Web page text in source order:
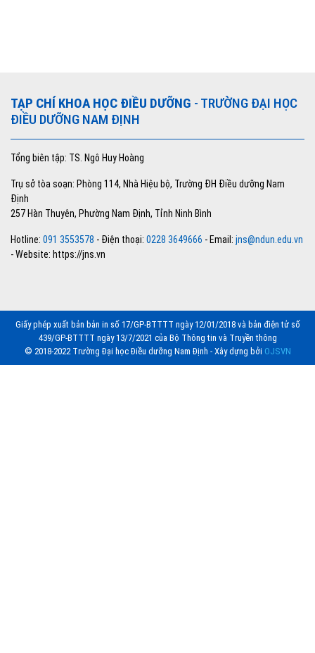
TẠP CHÍ KHOA HỌC ĐIỀU DƯỠNG - TRƯỜNG ĐẠI HỌC
ĐIỀU DƯỠNG NAM ĐỊNH
Tổng biên tập: TS. Ngô Huy Hoàng
Trụ sở tòa soạn: Phòng 114, Nhà Hiệu bộ, Trường ĐH Điều dưỡng Nam
Định
257 Hàn Thuyên, Phường Nam Định, Tỉnh Ninh Bình
Hotline: 091 3553578 - Điện thoại: 0228 3649666 - Email: jns@ndun.edu.vn
- Website: https://jns.vn
Giấy phép xuất bản bản in số 17/GP-BTTTT ngày 12/01/2018 và bản điện tử số
439/GP-BTTTT ngày 13/7/2021 của Bộ Thông tin và Truyền thông
© 2018-2022 Trường Đại học Điều dưỡng Nam Định - Xây dựng bởi OJSVN